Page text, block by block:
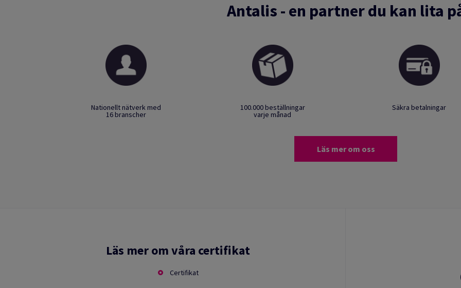
Antalis - en partner du kan lita
Nationellt nätverk med
16 branscher
100.000 beställningar
varje månad
Säkra betalningar
Läs mer om oss
Läs mer om våra certifikat
Certifikat